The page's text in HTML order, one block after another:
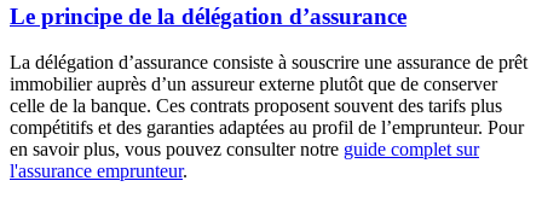
Le principe de la délégation d’assurance
La délégation d’assurance consiste à souscrire une assurance de prêt
immobilier auprès d’un assureur externe plutôt que de conserver
celle de la banque. Ces contrats proposent souvent des tarifs plus
compétitifs et des garanties adaptées au profil de l’emprunteur. Pour
en savoir plus, vous pouvez consulter notre guide complet sur
l'assurance emprunteur.